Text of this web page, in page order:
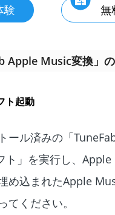
験 無
Apple Music変換」
ト起動
ール済みの「
ト」を実行し、Apple
め込まれたApple
てください。